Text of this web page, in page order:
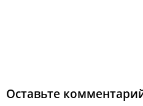
Оставьте